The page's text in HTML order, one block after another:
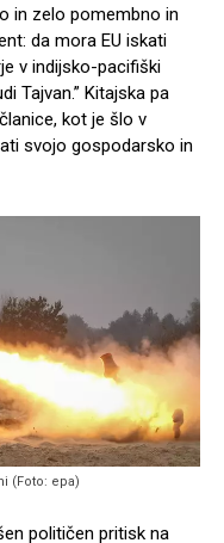
in zelo pomembno in
da mora EU iskati
v indijsko-pacifiški
Tajvan.” Kitajska pa
kot je šlo v
svojo gospodarsko in
(Foto: epa)
političen pritisk na